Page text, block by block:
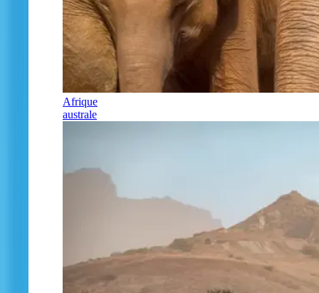
Afrique
australe